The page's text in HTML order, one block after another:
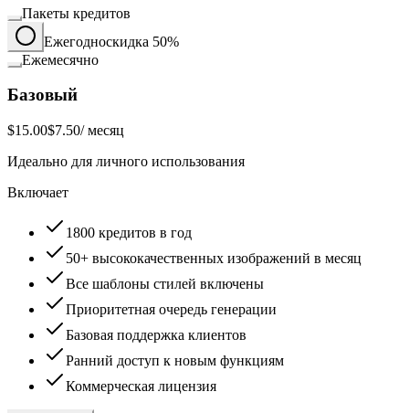
Пакеты кредитов
Ежегодноскидка 50%
Ежемесячно
Базовый
$15.00$7.50/ месяц
Идеально для личного использования
Включает
1800 кредитов в год
50+ высококачественных изображений в месяц
Все шаблоны стилей включены
Приоритетная очередь генерации
Базовая поддержка клиентов
Ранний доступ к новым функциям
Коммерческая лицензия